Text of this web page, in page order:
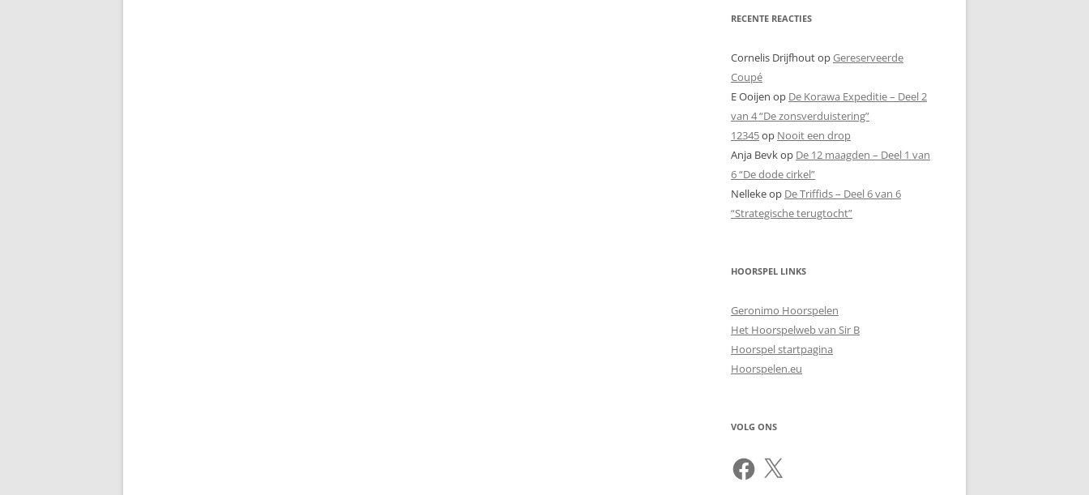
RECENTE REACTIES
Cornelis DrijfhoutopGereserveerde
Coupé
E Ooijen op De Korawa Expeditie – Deel 2
van 4 “De zonsverduistering”
12345op Nooit een drop
Anja Bevkop De 12 maagden – Deel 1 van
6 “De dode cirkel”
Nellekeop De Triffids – Deel 6 van 6
“Strategische terugtocht”
HOORSPEL LINKS
Geronimo Hoorspelen
Het Hoorspelweb van Sir B
Hoorspel startpagina
Hoorspelen.eu
VOLG ONS
Facebook
X